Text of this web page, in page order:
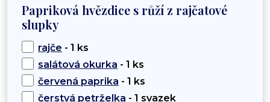
Papriková hvězdice s růží z rajčatové
slupky
rajče - 1 ks
salátová okurka - 1 ks
červená paprika - 1 ks
čerstvá petrželka - 1 svazek